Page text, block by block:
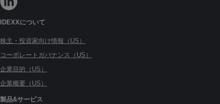
IDEXXについて
株主・投資家向け情報（US）
コーポレートガバナンス（US）
企業目的（US）
企業概要（US）
製品&サービス